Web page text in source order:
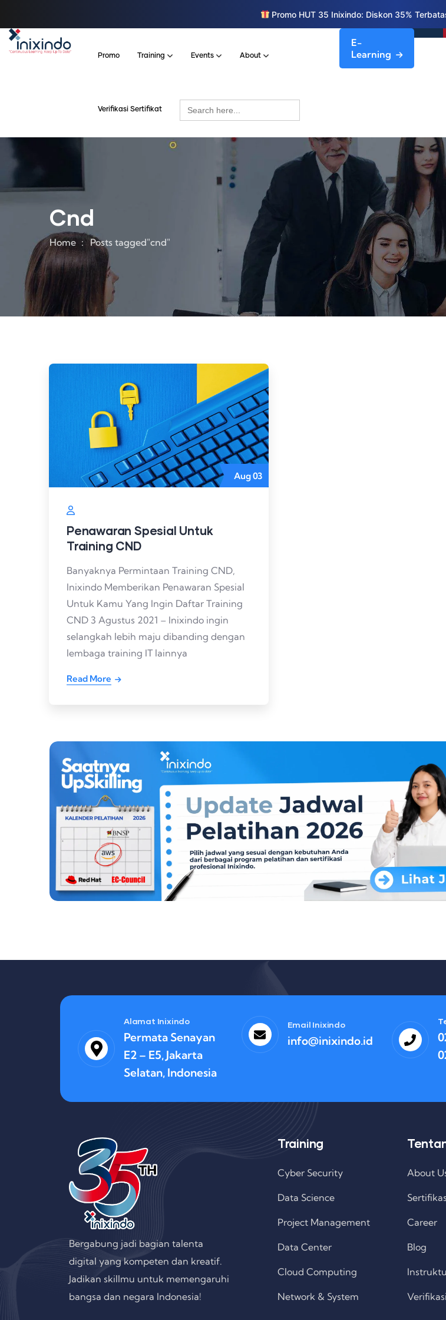
Promo HUT 35 Inixindo: Diskon 35%
Promo Training Events About
Verifikasi Sertifikat
Search
for:
E-
Learning
Cnd
Home Posts tagged"cnd"
Aug03
Penawaran Spesial Untuk
Training CND
Banyaknya Permintaan Training CND,
Inixindo Memberikan Penawaran Spesial
Untuk Kamu Yang Ingin Daftar Training
CND 3 Agustus 2021 – Inixindo ingin
selangkah lebih maju dibanding dengan
lembaga training IT lainnya
Read More
Alamat Inixindo
Permata Senayan
E2 – E5, Jakarta
Selatan, Indonesia
Email Inixindo
info@inixindo.id
Bergabung jadi bagian talenta
digital yang kompeten dan kreatif.
Jadikan skillmu untuk memengaruhi
bangsa dan negara Indonesia!
Training
Cyber Security
Data Science
Project Management
Data Center
Cloud Computing
Network & System
About
Career
Blog